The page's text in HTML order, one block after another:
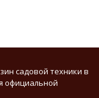
садовой техники в
официальной